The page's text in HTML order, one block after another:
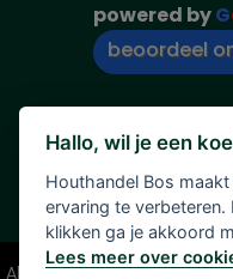
powered byG
beoordeel
Alle vermelde prijzen zijn
Hallo, wil je een
Houthandel Bos
ervaring te
klikken ga je akkoord
Lees meer over